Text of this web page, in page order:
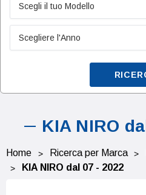
KIA NIRO
Home Ricerca per Marca
KIA NIRO dal 07 - 2022